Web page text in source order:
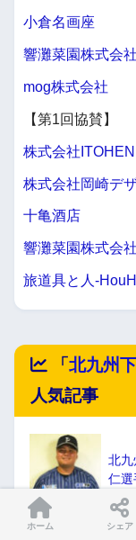
小倉名画座
響灘菜園株式会社
mog株式会社
【第1回協賛】
株式会社ITOHEN
株式会社岡崎デ
十亀酒店
響灘菜園株式会社
旅道具と人-
「 北九州
人気記事
北九
仁
ホーム シェア